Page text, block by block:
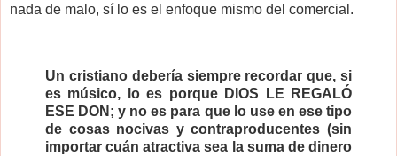
nada de malo, sí lo es el enfoque mismo del comercial.
Un cristiano debería siempre recordar que, si
es músico, lo es porque DIOS LE REGALÓ
ESE DON; y no es para que lo use en ese tipo
de cosas nocivas y contraproducentes (sin
importar cuán atractiva sea la suma de dinero